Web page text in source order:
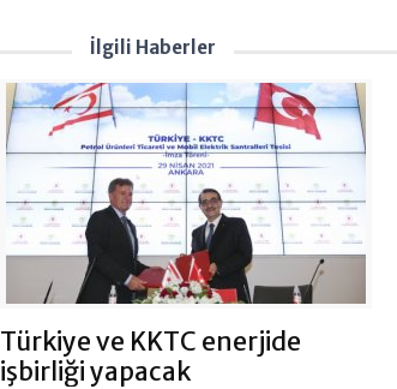
İlgili Haberler
Türkiye ve KKTC enerjide
işbirliği yapacak